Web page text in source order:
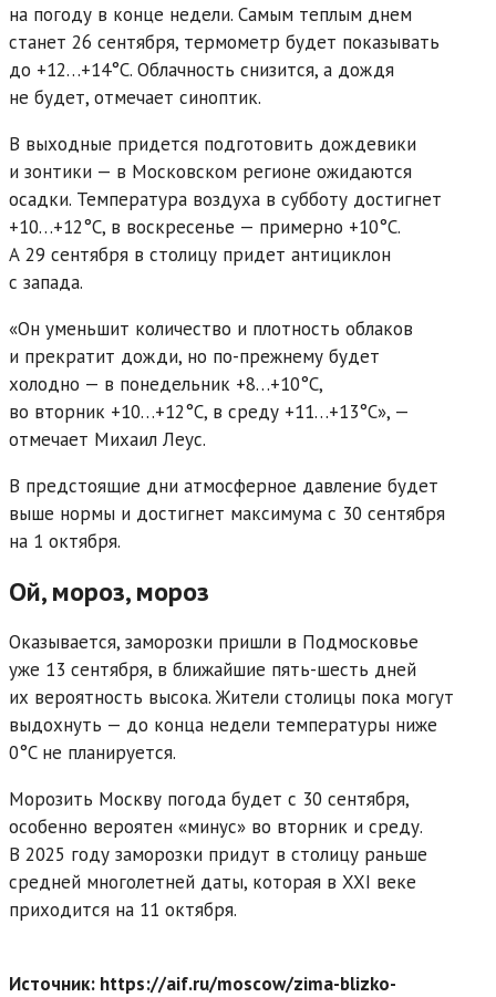
на погоду в конце недели. Самым теплым днем
станет 26 сентября, термометр будет показывать
до +12…+14°C. Облачность снизится, а дождя
не будет, отмечает синоптик.
В выходные придется подготовить дождевики
и зонтики — в Московском регионе ожидаются
осадки. Температура воздуха в субботу достигнет
+10…+12°C, в воскресенье — примерно +10°C.
А 29 сентября в столицу придет антициклон
с запада.
«Он уменьшит количество и плотность облаков
и прекратит дожди, но по-прежнему будет
холодно — в понедельник +8…+10°C,
во вторник +10…+12°C, в среду +11…+13°C», —
отмечает Михаил Леус.
В предстоящие дни атмосферное давление будет
выше нормы и достигнет максимума с 30 сентября
на 1 октября.
Ой, мороз, мороз
Оказывается, заморозки пришли в Подмосковье
уже 13 сентября, в ближайшие пять-шесть дней
их вероятность высока. Жители столицы пока могут
выдохнуть — до конца недели температуры ниже
0°C не планируется.
Морозить Москву погода будет с 30 сентября,
особенно вероятен «минус» во вторник и среду.
В 2025 году заморозки придут в столицу раньше
средней многолетней даты, которая в XXI веке
приходится на 11 октября.
Источник: https://aif.ru/moscow/zima-blizko-